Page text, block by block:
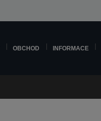
OBCHOD INFORMACE